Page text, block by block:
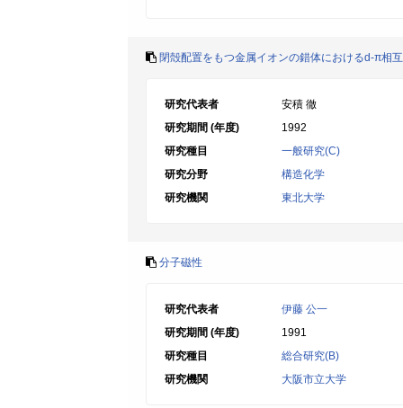
閉殻配置をもつ金属イオンの錯体におけるd-π相
研究代表者
安積 徹
研究期間 (年度)
1992
研究種目
一般研究(C)
研究分野
構造化学
研究機関
東北大学
分子磁性
研究代表者
伊藤 公一
研究期間 (年度)
1991
研究種目
総合研究(B)
研究機関
大阪市立大学